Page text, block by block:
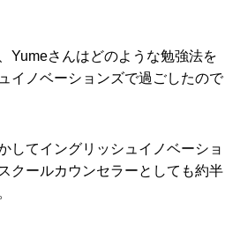
Yumeさんはどのような勉強法を
イノベーションズで過ごしたので
してイングリッシュイノベーショ
クールカウンセラーとしても約半